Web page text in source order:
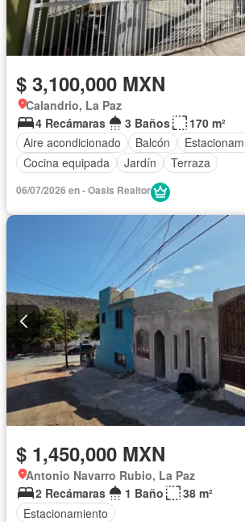
$ 3,100,000 MXN
Calandrio, La Paz
4 Recámaras
3 Baños
170 m²
Aire acondicionado
Balcón
Cocina equipada
Jardín Terraza
06/07/2026 en - Oasis Realtor
$ 1,450,000 MXN
Antonio Navarro Rubio, La Paz
2 Recámaras
1 Baño
38 m²
Estacionamiento